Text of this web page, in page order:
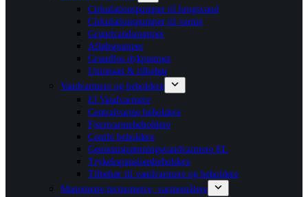
Cirkulationspumper til brugsvand
Cirkulationspumper til varme
Grundvandspumper
Afløbspumper
Grundfos dykpumper
Unionsæt & tilbehør
Vandvarmere og beholdere
El Vandvarmere
Centralvarme beholdere
Fjernvarmebeholdere
Combi beholdere
Gennemstrømningsvandvarmere EL
Trykekspansionsbeholdere
Tilbehør til vandvarmere og beholdere
Manometre,termometre, varmemålere